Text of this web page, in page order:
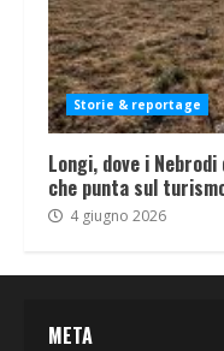
Storie & reportage
Longi, dove i
che punta sul
4 giugno 2026
META